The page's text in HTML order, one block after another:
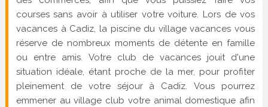
courses sans avoir à utiliser votre voiture. Lors de vos
vacances à Cadiz, la piscine du village vacances vous
réserve de nombreux moments de détente en famille
ou entre amis. Votre club de vacances jouit d'une
situation idéale, étant proche de la mer, pour profiter
pleinement de votre séjour à Cadiz. Vous pourrez
emmener au village club votre animal domestique afin